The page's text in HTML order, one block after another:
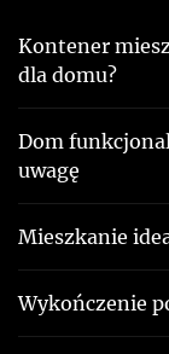
Kontener
dla domu?
Dom
uwagę
Mieszkanie
Wykończenie